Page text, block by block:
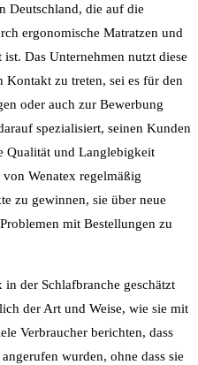
Deutschland, die auf die
ergonomische Matratzen und
Das Unternehmen nutzt diese
zu treten, sei es für den
oder auch zur Bewerbung
spezialisiert, seinen Kunden
Qualität und Langlebigkeit
Wenatex regelmäßig
zu gewinnen, sie über neue
mit Bestellungen zu
der Schlafbranche geschätzt
der Art und Weise, wie sie mit
Verbraucher berichten, dass
wurden, ohne dass sie